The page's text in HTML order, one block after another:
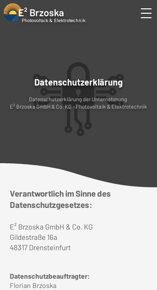
E² Brzoska
Photovoltaik & Elektrotechnik
Datenschutzerklärung
Datenschutzerklärung der Unternehmung
E² Brzoska GmbH & Co. KG - Photovoltaik & Elektrotechnik
Verantwortlich im Sinne des
Datenschutzgesetzes:
E² Brzoska GmbH & Co. KG
Gildestraße 16a
48317 Drensteinfurt
Datenschutzbeauftragter:
Florian Brzoska